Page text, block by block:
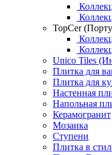
TopCer
Unico Tiles
Плитка для
Плитка для
Настенная
Напольная
Керамогранит
Мозаика
Ступени
Плитка в